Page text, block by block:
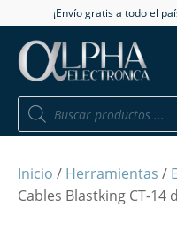
¡Envío gratis a todo el
Búsqueda
productos
Inicio / Herramientas /
Cables Blastking CT-14